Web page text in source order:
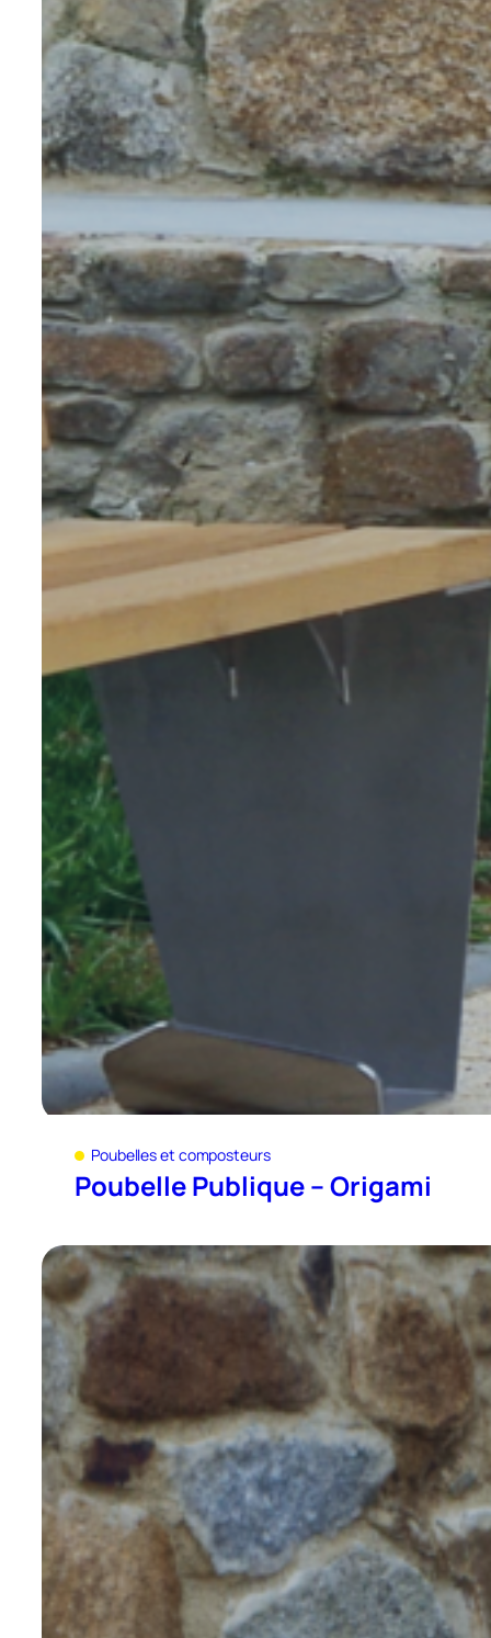
Poubelles et composteurs
Poubelle Publique – Origami